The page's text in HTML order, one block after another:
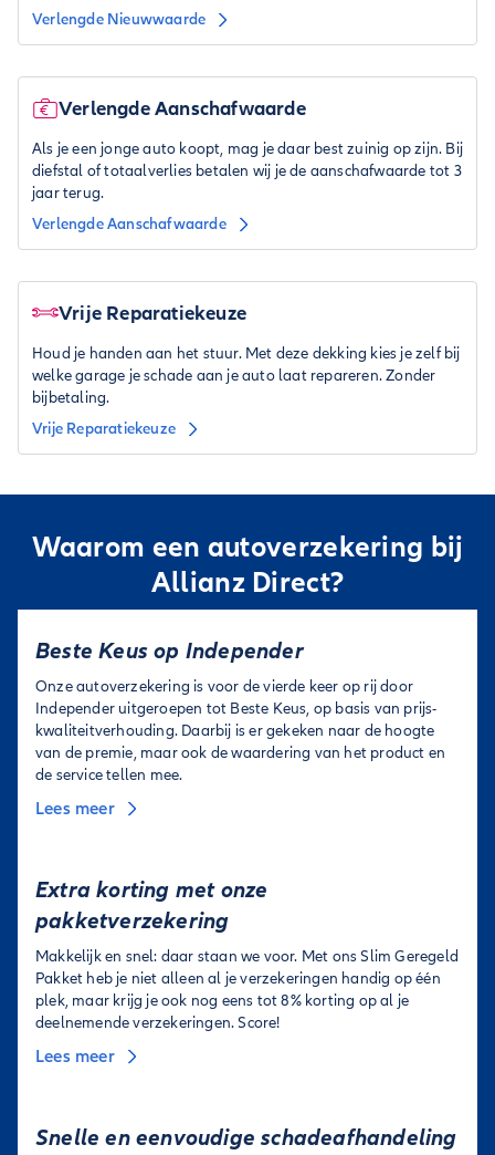
Verlengde Nieuwwaarde
Verlengde Aanschafwaarde
Als je een jonge auto koopt, mag je daar best zuinig op zijn. Bij
diefstal of totaalverlies betalen wij je de aanschafwaarde tot 3
jaar terug.
Verlengde Aanschafwaarde
Vrije Reparatiekeuze
Houd je handen aan het stuur. Met deze dekking kies je zelf bij
welke garage je schade aan je auto laat repareren. Zonder
bijbetaling.
Vrije Reparatiekeuze
Waarom een autoverzekering bij
Allianz Direct?
Beste Keus op Independer
Onze autoverzekering is voor de vierde keer op rij door
Independer uitgeroepen tot Beste Keus, op basis van prijs-
kwaliteitverhouding. Daarbij is er gekeken naar de hoogte
van de premie, maar ook de waardering van het product en
de service tellen mee.
Lees meer
Extra korting met onze
pakketverzekering
Makkelijk en snel: daar staan we voor. Met ons Slim Geregeld
Pakket heb je niet alleen al je verzekeringen handig op één
plek, maar krijg je ook nog eens tot 8% korting op al je
deelnemende verzekeringen. Score!
Lees meer
Snelle en eenvoudige schadeafhandeling